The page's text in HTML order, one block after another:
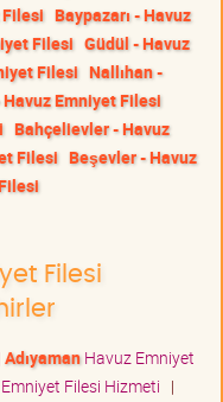
Filesi Baypazarı - Havuz
Filesi Güdül - Havuz
Filesi Nallıhan -
Emniyet Filesi
Bahçelievler - Havuz
Filesi Beşevler - Havuz
Filesi
AdıyamanHavuz Emniyet
Filesi Hizmeti |